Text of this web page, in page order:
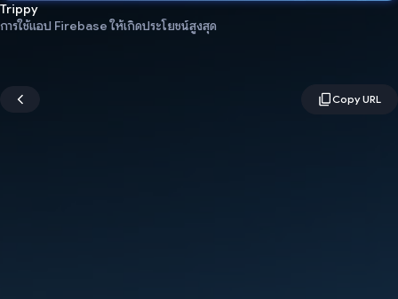
Trippy
การใช้แอป Firebase ให้เกิดประโยชน์สูงสุด